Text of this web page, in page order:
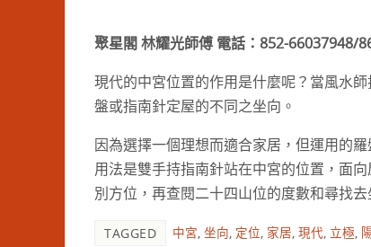
聚星閣 林耀光師傅 電話：852-66037948/
現代的中宮位置的作用是什麼呢？當風水
盤或指南針定屋的不同之坐向。
因為選擇一個理想而適合家居，但運用的
用法是雙手持指南針站在中宮的位置，面
別方位，再查閱二十四山位的度數和尋找去
TAGGED 中宮, 坐向, 定位, 家居, 現代, 立極,